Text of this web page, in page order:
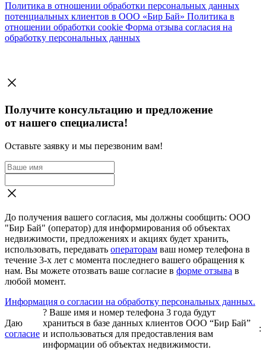
Политика в отношении обработки персональных данных
потенциальных клиентов в ООО «Бир Бай» Политика в
отношении обработки cookie Форма отзыва согласия на
обработку персональных данных
Получите консультацию и предложение
от нашего специалиста!
Оставьте заявку и мы перезвоним вам!
До получения вашего согласия, мы должны сообщить: ООО
"Бир Бай" (оператор) для информирования об объектах
недвижимости, предложениях и акциях будет хранить,
использовать, передавать операторам ваш номер телефона в
течение 3-х лет с момента последнего вашего обращения к
нам. Вы можете отозвать ваше согласие в форме отзыва в
любой момент.
Информация о согласии на обработку персональных данных.
Даю
согласие
? Ваше имя и номер телефона 3 года будут
храниться в базе данных клиентов ООО “Бир Бай”
и использоваться для предоставления вам
информации об объектах недвижимости.
: